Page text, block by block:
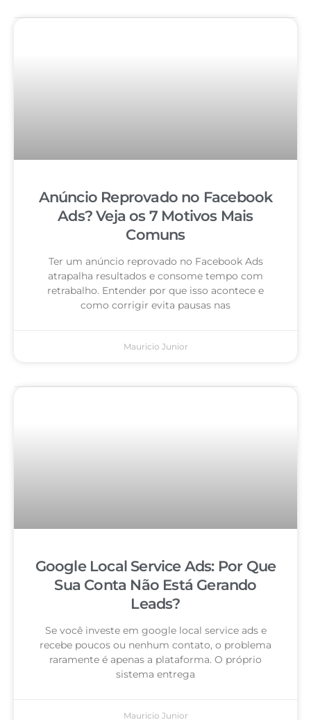
Anúncio Reprovado no Facebook
Ads? Veja os 7 Motivos Mais
Comuns
Ter um anúncio reprovado no Facebook Ads
atrapalha resultados e consome tempo com
retrabalho. Entender por que isso acontece e
como corrigir evita pausas nas
Mauricio Junior
Google Local Service Ads: Por Que
Sua Conta Não Está Gerando
Leads?
Se você investe em google local service ads e
recebe poucos ou nenhum contato, o problema
raramente é apenas a plataforma. O próprio
sistema entrega
Mauricio Junior